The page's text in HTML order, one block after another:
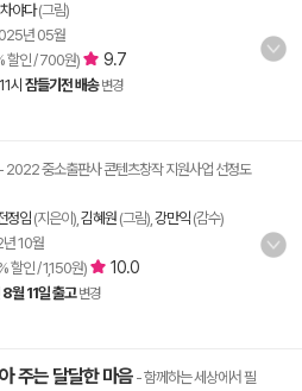
차야다(그림)
년 05월
할인 / 700원) 9.7
시 잠들기전 배송 변경
2022 중소출판사 콘텐츠창작 지원사업 선정도
정임 (지은이), 김혜원 (그림), 강만익 (감수)
10월
할인 / 1,150원) 10.0
8월 11일 출고 변경
주는 달달한 마음 - 함께하는 세상에서 필